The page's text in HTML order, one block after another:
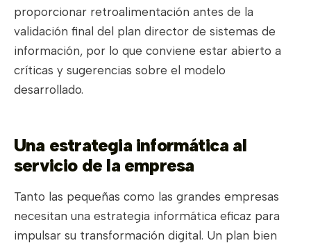
proporcionar retroalimentación antes de la
validación final del plan director de sistemas de
información, por lo que conviene estar abierto a
críticas y sugerencias sobre el modelo
desarrollado.
Una estrategia informática al
servicio de la empresa
Tanto las pequeñas como las grandes empresas
necesitan una estrategia informática eficaz para
impulsar su transformación digital. Un plan bien